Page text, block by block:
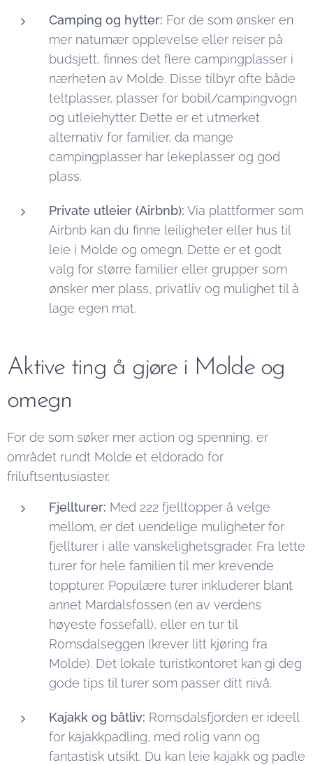
Camping og hytter: For de som ønsker en
mer naturnær opplevelse eller reiser på
budsjett, finnes det flere campingplasser i
nærheten av Molde. Disse tilbyr ofte både
teltplasser, plasser for bobil/campingvogn
og utleiehytter. Dette er et utmerket
alternativ for familier, da mange
campingplasser har lekeplasser og god
plass.
Private utleier (Airbnb): Via plattformer som
Airbnb kan du finne leiligheter eller hus til
leie i Molde og omegn. Dette er et godt
valg for større familier eller grupper som
ønsker mer plass, privatliv og mulighet til å
lage egen mat.
Aktive ting å gjøre i Molde og
omegn
For de som søker mer action og spenning, er
området rundt Molde et eldorado for
friluftsentusiaster.
Fjellturer: Med 222 fjelltopper å velge
mellom, er det uendelige muligheter for
fjellturer i alle vanskelighetsgrader. Fra lette
turer for hele familien til mer krevende
toppturer. Populære turer inkluderer blant
annet Mardalsfossen (en av verdens
høyeste fossefall), eller en tur til
Romsdalseggen (krever litt kjøring fra
Molde). Det lokale turistkontoret kan gi deg
gode tips til turer som passer ditt nivå.
Kajakk og båtliv: Romsdalsfjorden er ideell
for kajakkpadling, med rolig vann og
fantastisk utsikt. Du kan leie kajakk og padle